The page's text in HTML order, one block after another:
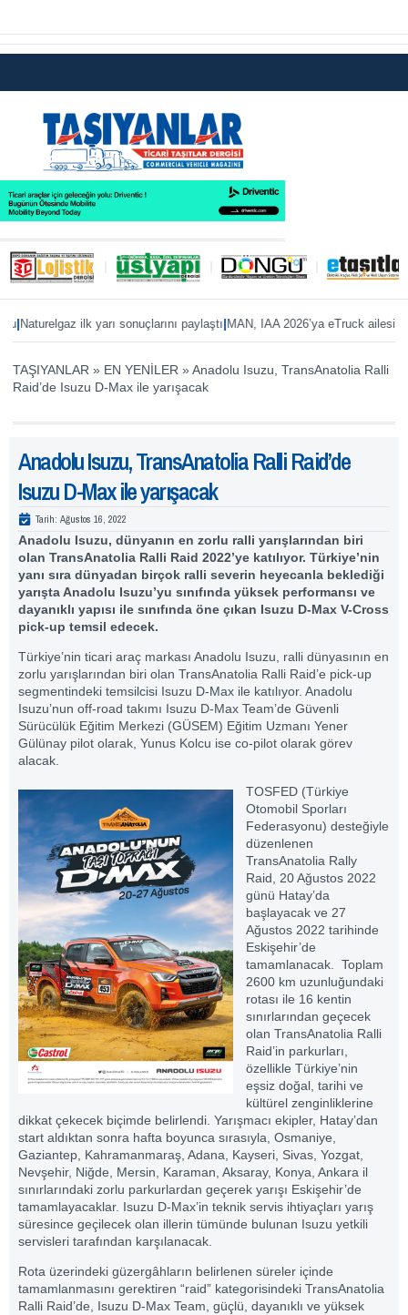
ilk yarı sonuçlarını paylaştı|MAN, IAA 2026’ya eTruck ailesiyle
TAŞIYANLAR » EN YENİLER »Anadolu Isuzu, TransAnatolia Ralli
Raid’de Isuzu D-Max ile yarışacak
Anadolu Isuzu, TransAnatolia Ralli Raid’de
Isuzu D-Max ile yarışacak
Tarih: Ağustos 16, 2022
Anadolu Isuzu, dünyanın en zorlu ralli yarışlarından biri
olan TransAnatolia Ralli Raid 2022’ye katılıyor. Türkiye’nin
yanı sıra dünyadan birçok ralli severin heyecanla beklediği
yarışta Anadolu Isuzu’yu sınıfında yüksek performansı ve
dayanıklı yapısı ile sınıfında öne çıkan Isuzu D-Max V-Cross
pick-up temsil edecek.
Türkiye’nin ticari araç markası Anadolu Isuzu, ralli dünyasının en
zorlu yarışlarından biri olan TransAnatolia Ralli Raid’e pick-up
segmentindeki temsilcisi Isuzu D-Max ile katılıyor. Anadolu
Isuzu’nun off-road takımı Isuzu D-Max Team’de Güvenli
Sürücülük Eğitim Merkezi (GÜSEM) Eğitim Uzmanı Yener
Gülünay pilot olarak, Yunus Kolcu ise co-pilot olarak görev
alacak.
TOSFED (Türkiye
Otomobil Sporları
Federasyonu) desteğiyle
düzenlenen
TransAnatolia Rally
Raid, 20 Ağustos 2022
günü Hatay’da
başlayacak ve 27
Ağustos 2022 tarihinde
Eskişehir’de
tamamlanacak. Toplam
2600 km uzunluğundaki
rotası ile 16 kentin
sınırlarından geçecek
olan TransAnatolia Ralli
Raid’in parkurları,
özellikle Türkiye’nin
eşsiz doğal, tarihi ve
kültürel zenginliklerine
dikkat çekecek biçimde belirlendi. Yarışmacı ekipler, Hatay’dan
start aldıktan sonra hafta boyunca sırasıyla, Osmaniye,
Gaziantep, Kahramanmaraş, Adana, Kayseri, Sivas, Yozgat,
Nevşehir, Niğde, Mersin, Karaman, Aksaray, Konya, Ankara il
sınırlarındaki zorlu parkurlardan geçerek yarışı Eskişehir’de
tamamlayacaklar. Isuzu D-Max’in teknik servis ihtiyaçları yarış
süresince geçilecek olan illerin tümünde bulunan Isuzu yetkili
servisleri tarafından karşılanacak.
Rota üzerindeki güzergâhların belirlenen süreler içinde
tamamlanmasını gerektiren “raid” kategorisindeki TransAnatolia
Ralli Raid’de, Isuzu D-Max Team, güçlü, dayanıklı ve yüksek